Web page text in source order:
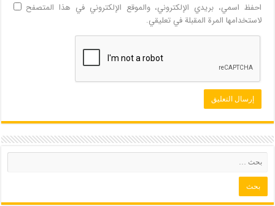
احفظ اسمي، بريدي الإلكتروني، والموقع الإلكتروني في هذا المتصفح
لاستخدامها المرة المقبلة في تعليقي.